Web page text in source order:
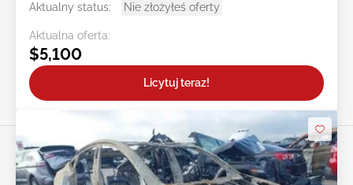
Aktualny status:
Nie złożyłeś oferty
Aktualna oferta:
$5,100
Licytuj teraz!